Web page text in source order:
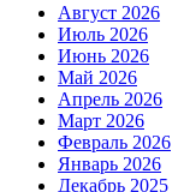
Август 2026
Июль 2026
Июнь 2026
Май 2026
Апрель 2026
Март 2026
Февраль 2026
Январь 2026
Декабрь 2025